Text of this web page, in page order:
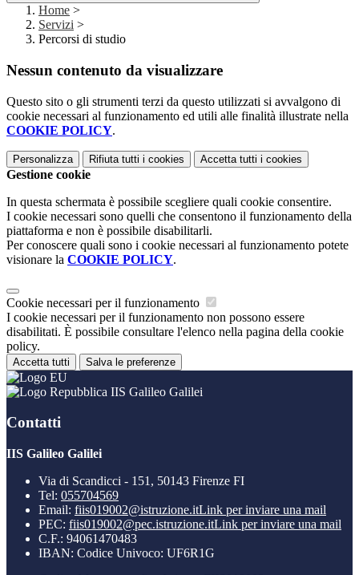
Home >
Servizi >
Percorsi di studio
Nessun contenuto da visualizzare
Questo sito o gli strumenti terzi da questo utilizzati si avvalgono di
cookie necessari al funzionamento ed utili alle finalità illustrate nella
COOKIE POLICY.
Personalizza Rifiuta tutti i cookies Accetta tutti i cookies
Gestione cookie
In questa schermata è possibile scegliere quali cookie consentire.
I cookie necessari sono quelli che consentono il funzionamento della
piattaforma e non è possibile disabilitarli.
Per conoscere quali sono i cookie necessari al funzionamento potete
visionare la COOKIE POLICY.
Cookie necessari per il funzionamento
I cookie necessari per il funzionamento non possono essere
disabilitati. È possibile consultare l'elenco nella pagina della cookie
policy.
Accetta tutti Salva le preferenze
IIS Galileo Galilei
Contatti
IIS Galileo Galilei
Via di Scandicci - 151, 50143 Firenze FI
Tel: 055704569
Email: fiis019002@istruzione.itLink per inviare una mail
PEC: fiis019002@pec.istruzione.itLink per inviare una mail
C.F.: 94061470483
IBAN: Codice Univoco: UF6R1G